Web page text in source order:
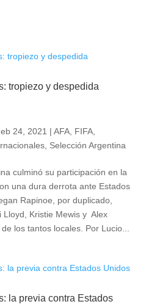
tropiezo y despedida
24, 2021 | AFA, FIFA,
, Selección Argentina
culminó su participación en la
una dura derrota ante Estados
Rapinoe, por duplicado,
Lloyd, Kristie Mewis y Alex
los tantos locales. Por Lucio...
la previa contra Estados